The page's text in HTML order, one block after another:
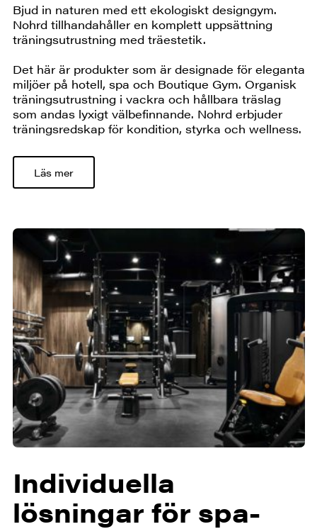
Bjud in naturen med ett ekologiskt designgym.
Nohrd tillhandahåller en komplett uppsättning
träningsutrustning med träestetik.
Det här är produkter som är designade för eleganta
miljöer på hotell, spa och Boutique Gym. Organisk
träningsutrustning i vackra och hållbara träslag
som andas lyxigt välbefinnande. Nohrd erbjuder
träningsredskap för kondition, styrka och wellness.
Läs mer
Individuella
lösningar för spa-